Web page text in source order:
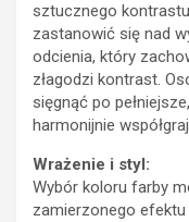
sztucznego
zastanowić się nad
odcienia, który
złagodzi kontrast.
sięgnąć po
harmonijnie
Wrażenie i styl:
Wybór koloru farby
zamierzonego